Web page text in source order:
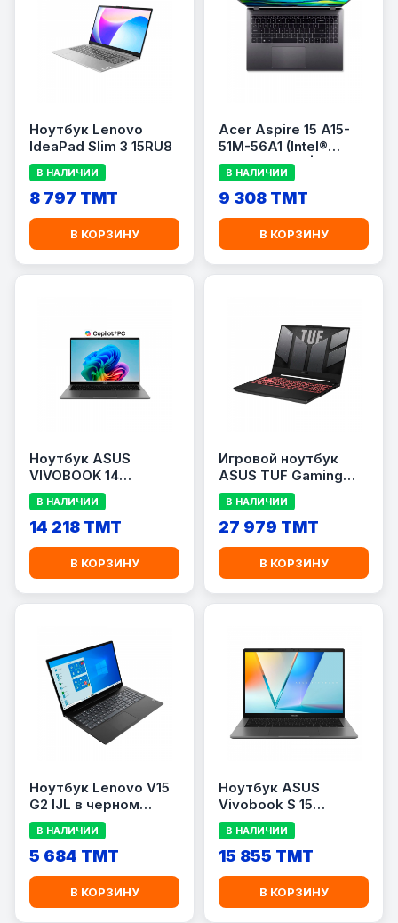
Ноутбук Lenovo
IdeaPad Slim 3 15RU8
В НАЛИЧИИ
8 797 TMT
В КОРЗИНУ
Acer Aspire 15 A15-
51M-56A1 (Intel®
Core™ 5 120U | 15.6\"
FullHD (1920x1080) TN
В НАЛИЧИИ
9 308 TMT
В КОРЗИНУ
Ноутбук ASUS
VIVOBOOK 14
X1407QA-LY043W
В НАЛИЧИИ
14 218 TMT
В КОРЗИНУ
Игровой ноутбук
ASUS TUF Gaming
A15 FA507UI-LP049
В НАЛИЧИИ
27 979 TMT
В КОРЗИНУ
Ноутбук Lenovo V15
G2 IJL в черном
цвете
В НАЛИЧИИ
5 684 TMT
В КОРЗИНУ
Ноутбук ASUS
Vivobook S 15
S3607QA-SH042W
(Cool Silver) —
Copilot+ PC
В НАЛИЧИИ
15 855 TMT
В КОРЗИНУ